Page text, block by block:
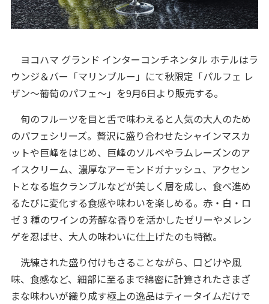
ヨコハマ グランド インターコンチネンタル ホテルはラ
ウンジ＆バー「マリンブルー」にて秋限定「パルフェ レ
ザン～葡萄のパフェ～」を9月6日より販売する。
旬のフルーツを目と舌で味わえると人気の大人のため
のパフェシリーズ。贅沢に盛り合わせたシャインマスカ
ットや巨峰をはじめ、巨峰のソルベやラムレーズンのア
イスクリーム、濃厚なアーモンドガナッシュ、アクセン
トとなる塩クランブルなどが美しく層を成し、食べ進め
るたびに変化する食感や味わいを楽しめる。赤・白・ロ
ゼ 3 種のワインの芳醇な香りを活かしたゼリーやメレン
ゲを忍ばせ、大人の味わいに仕上げたのも特徴。
洗練された盛り付けもさることながら、口どけや風
味、食感など、細部に至るまで綿密に計算されたさまざ
まな味わいが織り成す極上の逸品はティータイムだけで